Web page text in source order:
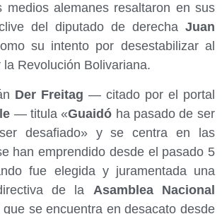
medios alemanes resaltaron en sus
del diputado de derecha Juan
su intento por desestabilizar al
Revolución Bolivariana.
Der Freitag — citado por el portal
— titula «Guaidó ha pasado de ser
desafiado» y se centra en las
han emprendido desde el pasado 5
fue elegida y juramentada una
de la Asamblea Nacional
se encuentra en desacato desde